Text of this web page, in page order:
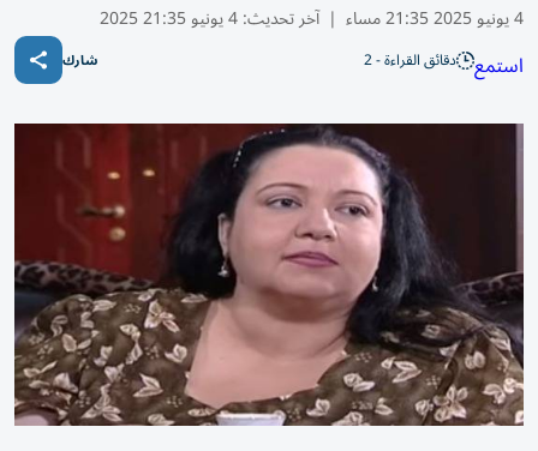
4 يونيو 2025 21:35 مساء | آخر تحديث:4 يونيو 21:35 2025
استمع دقائق القراءة - 2 شارك